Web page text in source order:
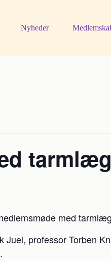
Nyheder
med
professor Torben